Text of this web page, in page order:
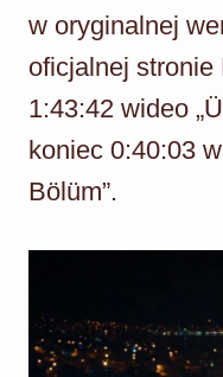
w oryginalnej
oficjalnej
1:43:42 wideo
koniec 0:40:03
Bölüm”.